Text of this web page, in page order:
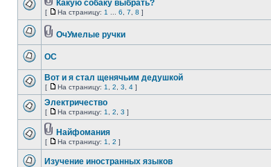
Какую собаку выбрать?
[ На страницу: 1 6 7 8 ]
ОчУмелые ручки
ОС
Вот и я стал щенячьим дедушкой
[ На страницу: 1 2 3 4 ]
Электричество
[ На страницу: 1 2 3 ]
Найфомания
[ На страницу: 1 2 ]
Изучение иностранных языков